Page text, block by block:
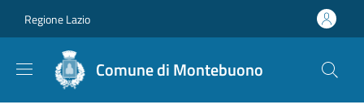
Regione Lazio
Comune di Montebuono